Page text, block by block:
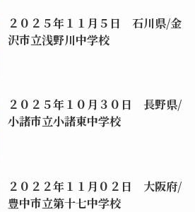
２０２５年１１月５日 石川県/金
沢市立浅野川中学校
２０２５年１０月３０日 長野県/
小諸市立小諸東中学校
２０２２年１１月０２日 大阪府/
豊中市立第十七中学校